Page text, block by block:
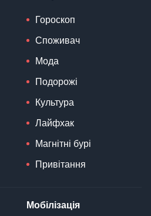
Гороскоп
Споживач
Мода
Подорожі
Культура
Лайфхак
Магнітні бурі
Привітання
Мобілізація